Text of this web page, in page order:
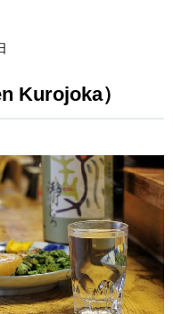
Kurojoka）